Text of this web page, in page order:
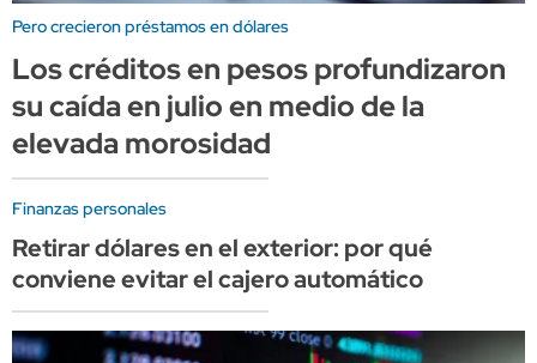
Pero crecieron préstamos en dólares
Los créditos en pesos profundizaron
su caída en julio en medio de la
elevada morosidad
Finanzas personales
Retirar dólares en el exterior: por qué
conviene evitar el cajero automático